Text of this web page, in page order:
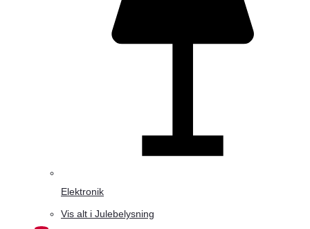
Elektronik
Vis alt i Julebelysning